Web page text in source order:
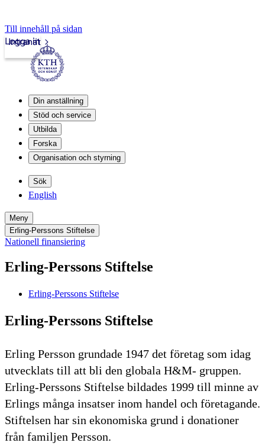
Till innehåll på sidan
Intranät
Logga in
Din anställning
Stöd och service
Utbilda
Forska
Organisation och styrning
Sök
English
Meny
Erling-Perssons Stiftelse
Nationell finansiering
Erling-Perssons Stiftelse
Erling-Perssons Stiftelse
Erling-Perssons Stiftelse
Erling Persson grundade 1947 det företag som idag
utvecklats till att bli den globala H&M- gruppen.
Erling-Perssons Stiftelse bildades 1999 till minne av
Erlings många insatser inom handel och företagande.
Stiftelsen har sin ekonomiska grund i donationer
från familjen Persson.